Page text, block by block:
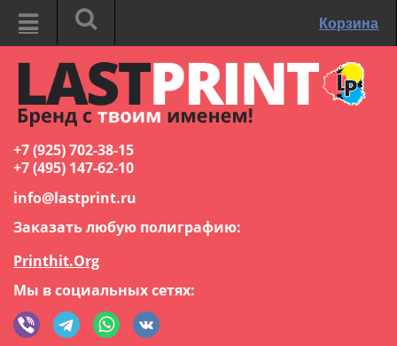
Корзина
+7 (925) 702-38-15
+7 (495) 147-62-10
info@lastprint.ru
Заказать любую полиграфию:
Printhit.Org
Мы в социальных сетях: